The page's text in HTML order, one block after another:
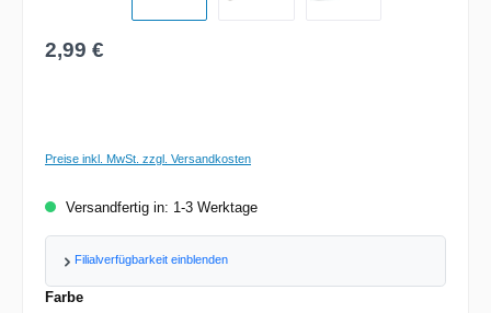
Regulärer Preis:
2,99 €
Preise inkl. MwSt. zzgl. Versandkosten
Versandfertig in: 1-3 Werktage
Filialverfügbarkeit einblenden
Farbeauswählen